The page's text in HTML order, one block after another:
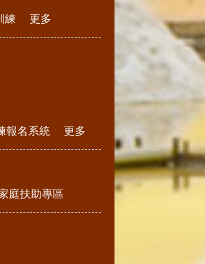
練 更多
報名系統 更多
庭扶助專區